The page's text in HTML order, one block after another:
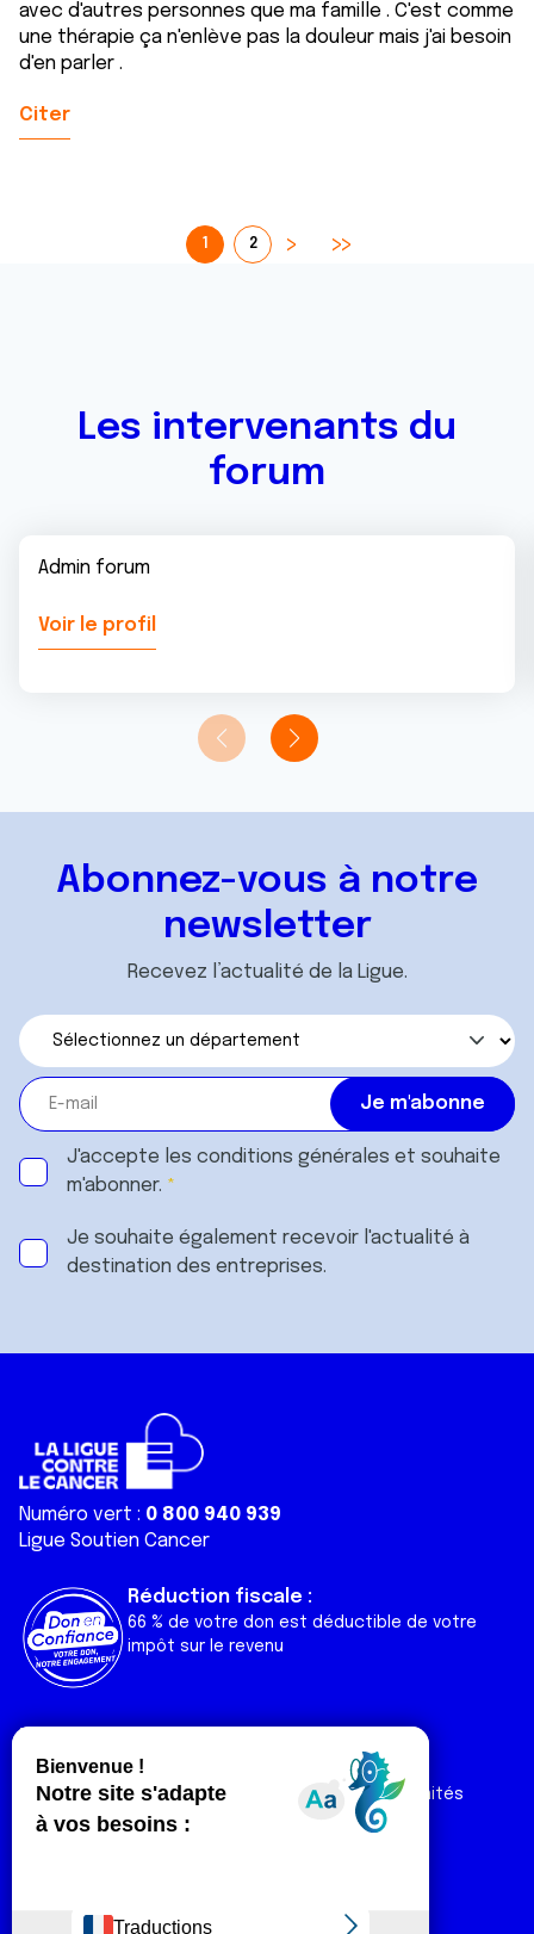
avec d'autres personnes que ma famille . C'est comme
une thérapie ça n'enlève pas la douleur mais j'ai besoin
d'en parler .
Citer
1 2
Les intervenants du
forum
Admin forum
Voir le profil
Abonnez-vous à notre
newsletter
Recevez l’actualité de la Ligue.
J'accepte les conditions générales et souhaite
m'abonner.
Je souhaite également recevoir l'actualité à
destination des entreprises.
Numéro vert : 0 800 940 939
Ligue Soutien Cancer
Réduction fiscale :
66 % de votre don est déductible de votre
impôt sur le revenu
Liens utiles
Nos actualités
Nos publications
Contact
Espace Ligue & comités
Espace chercheur